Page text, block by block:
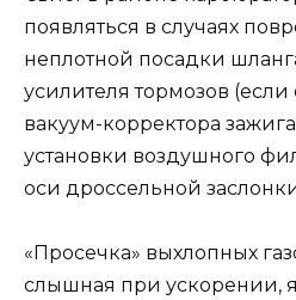
появляться в случаях
неплотной посадки
усилителя тормозов (если
вакуум-корректора
установки воздушного
оси дроссельной
«Просечка» выхлопных
слышная при ускорении,